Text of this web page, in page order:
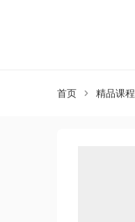
首页  精品课程